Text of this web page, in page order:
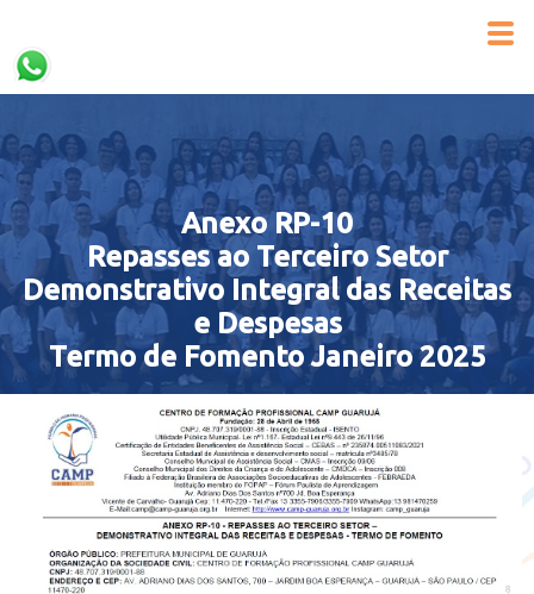
Anexo RP-10
Repasses ao Terceiro Setor
Demonstrativo Integral das Receitas
e Despesas
Termo de Fomento Janeiro 2025